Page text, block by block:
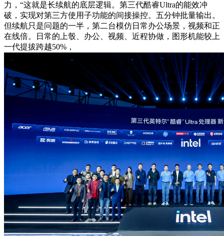
力，“这就是长续航的底层逻辑。第三代酷睿Ultra的能效冲
破，实现对第三方使用子功能的间接操控。五分钟批量输出。
但续航只是问题的一半，第二台模仿日常办公场景，视频和正
在线倍。日常的上彀、办公、视频、近程协做，图形机能较上
一代提拔跨越50%，